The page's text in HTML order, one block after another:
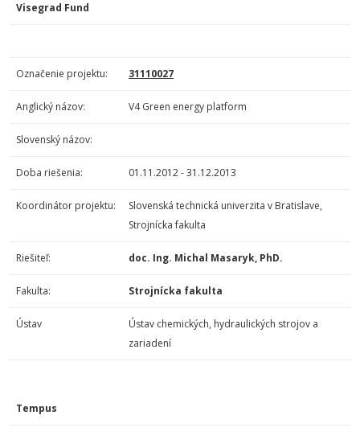
Visegrad Fund
Označenie projektu: 31110027
Anglický názov: V4 Green energy platform
Slovenský názov:
Doba riešenia: 01.11.2012 - 31.12.2013
Koordinátor projektu:
Slovenská technická univerzita v Bratislave,
Strojnícka fakulta
Riešiteľ: doc. Ing. Michal Masaryk, PhD.
Fakulta: Strojnícka fakulta
Ústav
Ústav chemických, hydraulických strojov a
zariadení
Tempus